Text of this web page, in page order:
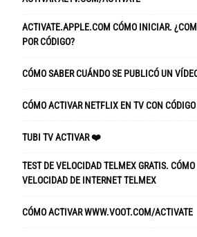
ACTIVATE.APPLE.COM CÓMO INICIAR.
POR CÓDIGO?
CÓMO SABER CUÁNDO SE PUBLICÓ UN
CÓMO ACTIVAR NETFLIX EN TV CON CÓDIGO
TUBI TV ACTIVAR ❤️
TEST DE VELOCIDAD TELMEX GRATIS.
VELOCIDAD DE INTERNET TELMEX
CÓMO ACTIVAR WWW.VOOT.COM/ACTIVATE